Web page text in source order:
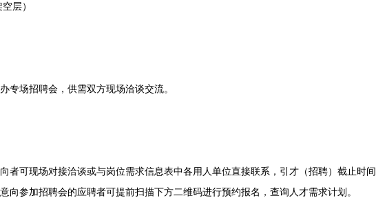
层）
场招聘会，供需双方现场洽谈交流。
可现场对接洽谈或与岗位需求信息表中各用人单位直接联系，引才（招聘）截止时间
向参加招聘会的应聘者可提前扫描下方二维码进行预约报名，查询人才需求计划。